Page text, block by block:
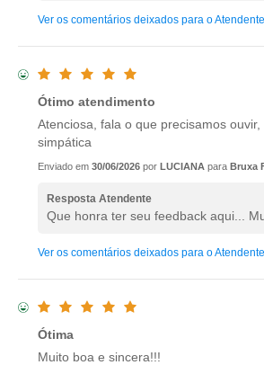
Ver os comentários deixados para o Atendente
Ótimo atendimento
Atenciosa, fala o que precisamos ouvir,
simpática
Enviado em 30/06/2026 por LUCIANA para Bruxa
Resposta Atendente
Que honra ter seu feedback aqui...
Ver os comentários deixados para o Atendente
Ótima
Muito boa e sincera!!!